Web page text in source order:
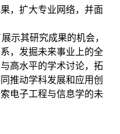
，扩大专业网络，并面
示其研究成果的机会，
，发掘未来事业上的全
高水平的学术讨论，拓
推动学科发展和应用创
电子工程与信息学的未